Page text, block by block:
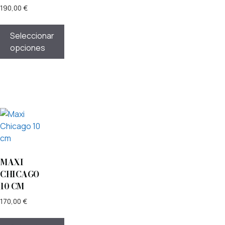
190,00 €
Seleccionar
opciones
MAXI
CHICAGO
10 CM
170,00 €